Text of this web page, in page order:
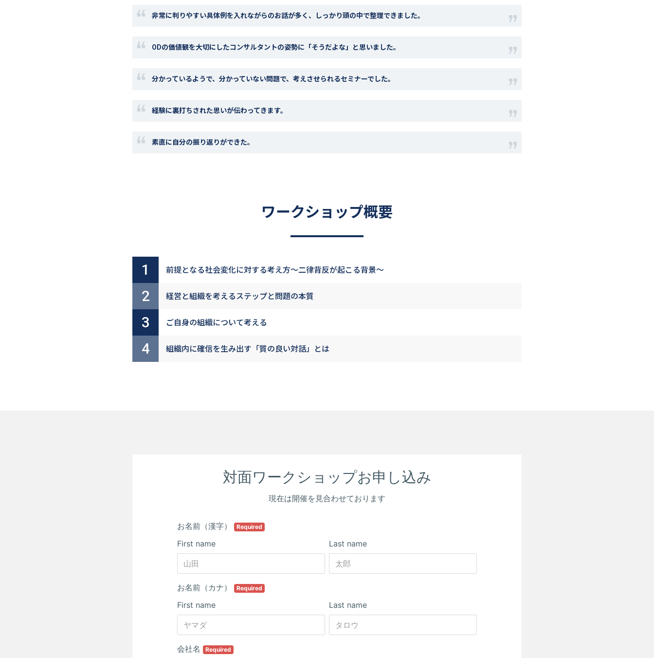
非常に判りやすい具体例を入れながらのお話が多く、しっかり頭の中で整理できました。
ODの価値観を大切にしたコンサルタントの姿勢に「そうだよな」と思いました。
分かっているようで、分かっていない問題で、考えさせられるセミナーでした。
経験に裏打ちされた思いが伝わってきます。
素直に自分の振り返りができた。
ワークショップ概要
1 前提となる社会変化に対する考え方～二律背反が起こる背景～
2 経営と組織を考えるステップと問題の本質
3 ご自身の組織について考える
4 組織内に確信を生み出す「質の良い対話」とは